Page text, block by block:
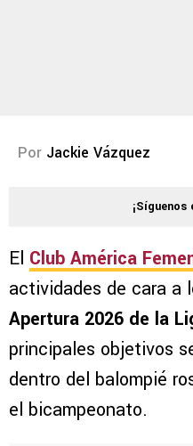
Por Jackie Vázquez
¡Síguenos
El Club América
actividades de cara a
Apertura 2026 de la
principales objetivos
dentro del balompié
el bicampeonato.